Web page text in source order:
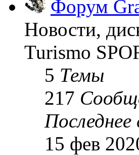
Форум
Новости,
Turismo
5 Темы
217
15 фев